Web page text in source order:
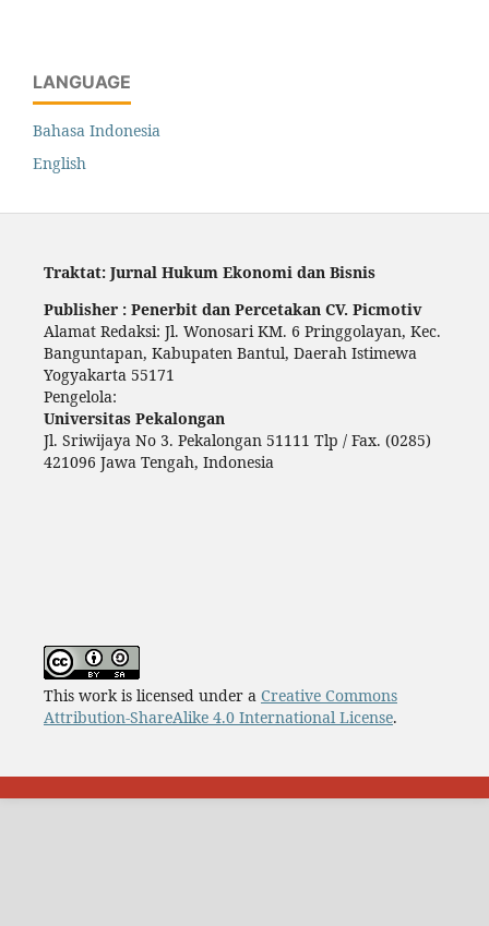
LANGUAGE
Bahasa Indonesia
English
Traktat: Jurnal Hukum Ekonomi dan Bisnis
Publisher : Penerbit dan Percetakan CV. Picmotiv
Alamat Redaksi: Jl. Wonosari KM. 6 Pringgolayan, Kec.
Banguntapan, Kabupaten Bantul, Daerah Istimewa
Yogyakarta 55171
Pengelola:
Universitas Pekalongan
Jl. Sriwijaya No 3. Pekalongan 51111 Tlp / Fax. (0285)
421096 Jawa Tengah, Indonesia
This work is licensed under a Creative Commons
Attribution-ShareAlike 4.0 International License.